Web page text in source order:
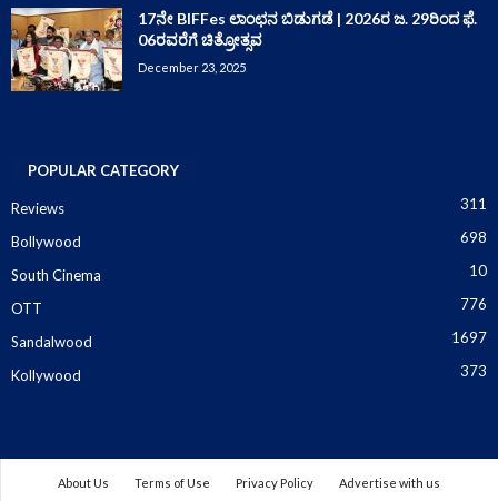
17ನೇ BIFFes ಲಾಂಛನ ಬಿಡುಗಡೆ | 2026ರ ಜ. 29ರಿಂದ ಫೆ.
06ರವರೆಗೆ ಚಿತ್ರೋತ್ಸವ
December 23, 2025
POPULAR CATEGORY
Reviews 311
Bollywood 698
South Cinema 10
OTT 776
Sandalwood 1697
Kollywood 373
About Us Terms of Use Privacy Policy Advertise with us